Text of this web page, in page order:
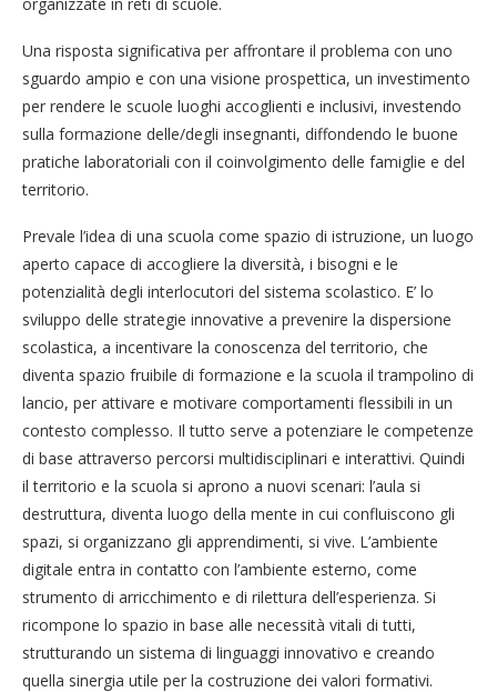
Una risposta significativa per affrontare il problema con uno
sguardo ampio e con una visione prospettica, un investimento
per rendere le scuole luoghi accoglienti e inclusivi, investendo
sulla formazione delle/degli insegnanti, diffondendo le buone
pratiche laboratoriali con il coinvolgimento delle famiglie e del
territorio.
Prevale l’idea di una scuola come spazio di istruzione, un luogo
aperto capace di accogliere la diversità, i bisogni e le
potenzialità degli interlocutori del sistema scolastico. E’ lo
sviluppo delle strategie innovative a prevenire la dispersione
scolastica, a incentivare la conoscenza del territorio, che
diventa spazio fruibile di formazione e la scuola il trampolino di
lancio, per attivare e motivare comportamenti flessibili in un
contesto complesso. Il tutto serve a potenziare le competenze
di base attraverso percorsi multidisciplinari e interattivi. Quindi
il territorio e la scuola si aprono a nuovi scenari: l’aula si
destruttura, diventa luogo della mente in cui confluiscono gli
spazi, si organizzano gli apprendimenti, si vive. L’ambiente
digitale entra in contatto con l’ambiente esterno, come
strumento di arricchimento e di rilettura dell’esperienza. Si
ricompone lo spazio in base alle necessità vitali di tutti,
strutturando un sistema di linguaggi innovativo e creando
quella sinergia utile per la costruzione dei valori formativi.